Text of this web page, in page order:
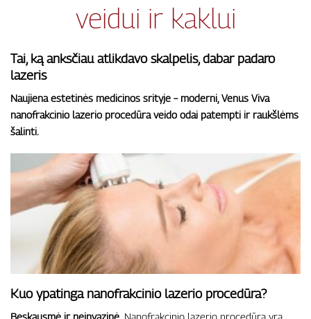
veidui ir kaklui
Tai, ką anksčiau atlikdavo skalpelis, dabar padaro
lazeris
Naujiena estetinės medicinos srityje – moderni, Venus Viva
nanofrakcinio lazerio procedūra veido odai patempti ir raukšlėms
šalinti.
Kuo ypatinga nanofrakcinio lazerio procedūra?